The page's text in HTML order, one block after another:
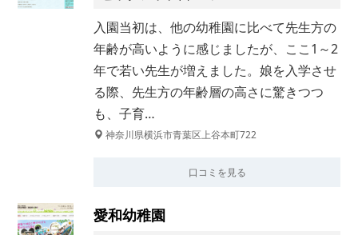
入園当初は、他の幼稚園に比べて先生方の
年齢が高いように感じましたが、ここ1～2
年で若い先生が増えました。娘を入学させ
る際、先生方の年齢層の高さに驚きつつ
も、子育…
神奈川県横浜市青葉区上谷本町722
口コミを見る
愛和幼稚園